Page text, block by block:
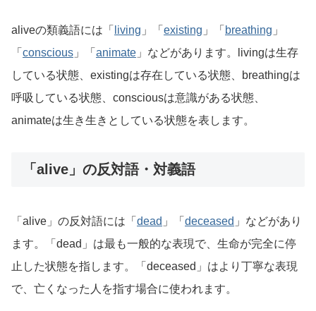
aliveの類義語には「 living 」「 existing 」「 breathing 」
「 conscious 」「 animate 」などがあります。livingは生存
している状態、existingは存在している状態、breathingは
呼吸している状態、consciousは意識がある状態、
animateは生き生きとしている状態を表します。
「alive」の反対語・対義語
「alive」の反対語には「 dead 」「 deceased 」などがあり
ます。「dead」は最も一般的な表現で、生命が完全に停
止した状態を指します。「deceased」はより丁寧な表現
で、亡くなった人を指す場合に使われます。